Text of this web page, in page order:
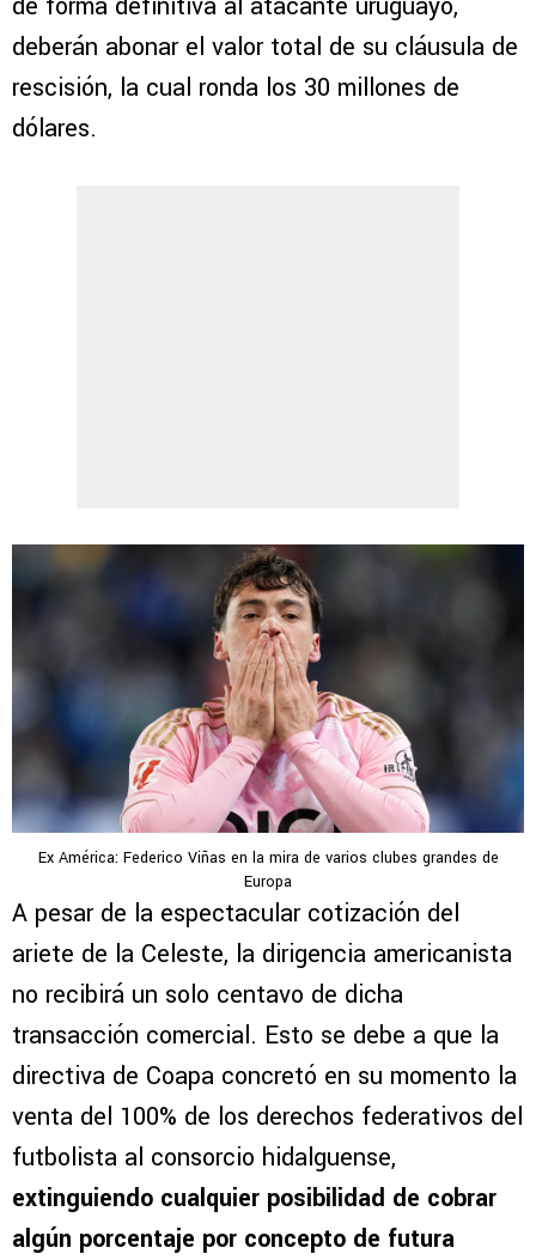
deberán abonar el valor total de su cláusula de
rescisión, la cual ronda los 30 millones de
dólares.
Ex América: Federico Viñas en la mira de varios clubes grandes de
Europa
A pesar de la espectacular cotización del
ariete de la Celeste, la dirigencia americanista
no recibirá un solo centavo de dicha
transacción comercial. Esto se debe a que la
directiva de Coapa concretó en su momento la
venta del 100% de los derechos federativos del
futbolista al consorcio hidalguense,
extinguiendo cualquier posibilidad de cobrar
algún porcentaje por concepto de futura